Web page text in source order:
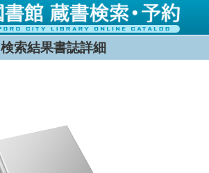
検索結果書誌詳細